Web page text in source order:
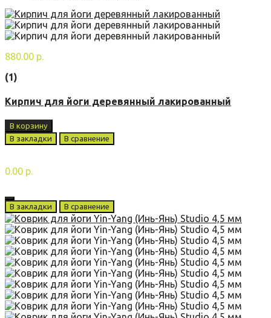
880.00 р.
(1)
Кирпич для йоги деревянный лакированный
В корзину
В закладки
В сравнение
0.00 р.
В закладки В сравнение